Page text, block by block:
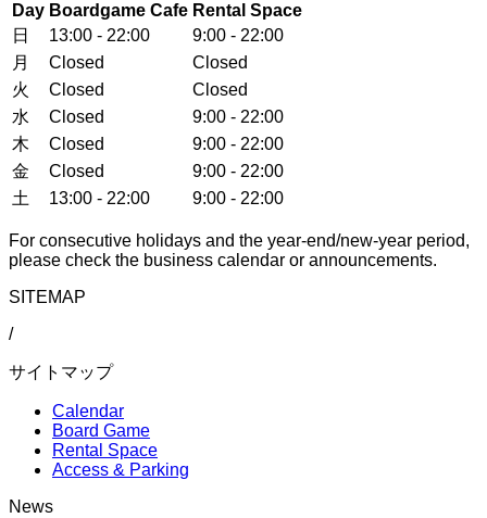
Day Boardgame Cafe Rental Space
日
13:00 - 22:00
9:00 - 22:00
月
Closed
Closed
火
Closed
Closed
水
Closed
9:00 - 22:00
木
Closed
9:00 - 22:00
金
Closed
9:00 - 22:00
土
13:00 - 22:00 9:00 - 22:00
For consecutive holidays and the year-end/new-year period,
please check the business calendar or announcements.
SITEMAP
/
サイトマップ
Calendar
Board Game
Rental Space
Access & Parking
News